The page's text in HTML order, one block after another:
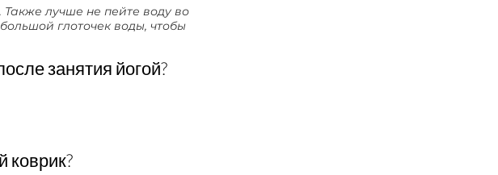
Также лучше не пейте воду во
глоточек воды, чтобы
занятия йогой?
коврик?